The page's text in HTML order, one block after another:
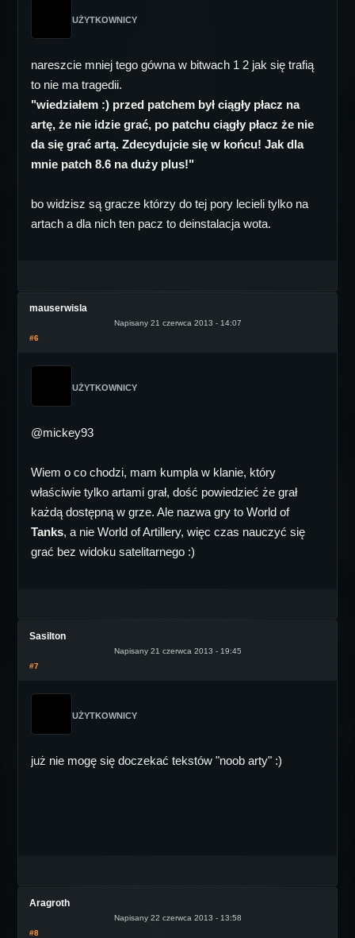
UŻYTKOWNICY
nareszcie mniej tego gówna w bitwach 1 2 jak się trafią
to nie ma tragedii.
"wiedziałem :) przed patchem był ciągły płacz na
artę, że nie idzie grać, po patchu ciągły płacz że nie
da się grać artą. Zdecydujcie się w końcu! Jak dla
mnie patch 8.6 na duży plus!"
bo widzisz są gracze którzy do tej pory lecieli tylko na
artach a dla nich ten pacz to deinstalacja wota.
mauserwisla
Napisany 21 czerwca 2013 - 14:07
#6
UŻYTKOWNICY
@mickey93
Wiem o co chodzi, mam kumpla w klanie, który
właściwie tylko artami grał, dość powiedzieć że grał
każdą dostępną w grze. Ale nazwa gry to World of
Tanks, a nie World of Artillery, więc czas nauczyć się
grać bez widoku satelitarnego :)
Sasilton
Napisany 21 czerwca 2013 - 19:45
#7
UŻYTKOWNICY
już nie mogę się doczekać tekstów "noob arty" :)
Aragroth
Napisany 22 czerwca 2013 - 13:58
#8